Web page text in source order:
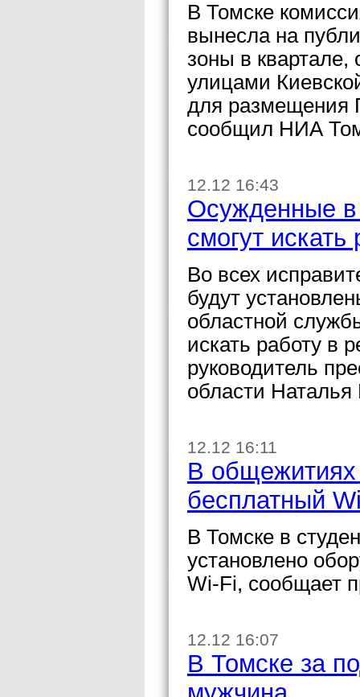
В Томске
вынесла на
зоны в квартале,
улицами
для размещения
сообщил НИА
12.12 16:43
Осужденные в
смогут
Во всех
будут
областной
искать работу в
руководитель
области
12.12 16:11
В общежитиях
бесплатный
В Томске в
установлено
Wi-Fi, сообщает
12.12 16:07
В Томске за